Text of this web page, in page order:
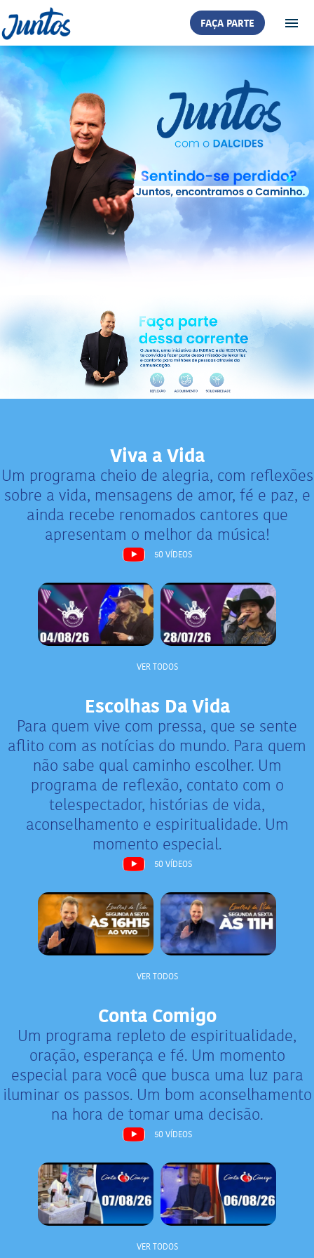
FAÇA PARTE
Viva a Vida
Um programa cheio de alegria, com reflexões
sobre a vida, mensagens de amor, fé e paz, e
ainda recebe renomados cantores que
apresentam o melhor da música!
50 VÍDEOS
VER TODOS
Escolhas Da Vida
Para quem vive com pressa, que se sente
aflito com as notícias do mundo. Para quem
não sabe qual caminho escolher. Um
programa de reflexão, contato com o
telespectador, histórias de vida,
aconselhamento e espiritualidade. Um
momento especial.
50 VÍDEOS
VER TODOS
Conta Comigo
Um programa repleto de espiritualidade,
oração, esperança e fé. Um momento
especial para você que busca uma luz para
iluminar os passos. Um bom aconselhamento
na hora de tomar uma decisão.
50 VÍDEOS
VER TODOS